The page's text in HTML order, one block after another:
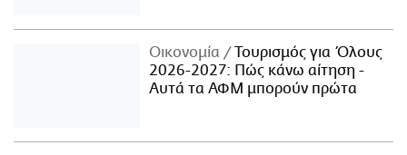
Οικονομία
Τουρισμός για Όλους
2026-2027: Πώς κάνω αίτηση -
Αυτά τα ΑΦΜ μπορούν πρώτα